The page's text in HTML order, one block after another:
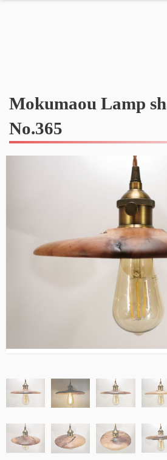
Mokumaou Lamp
No.365